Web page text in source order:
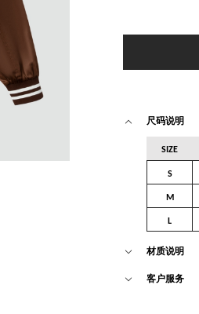
尺码说明
SIZE
S
M
L
材质说明
客户服务